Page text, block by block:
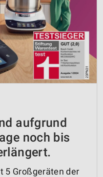
aufgrund
noch bis
5 Großgeräten der